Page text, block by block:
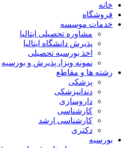
خانه
فروشگاه
خدمات موسسه
مشاوره تحصیلی ایتالیا
پذیرش دانشگاه ایتالیا
اخذ بورسیه تحصیلی
نمونه ویزا، پذیرش و بورسیه
رشته ها و مقاطع
پزشکی
دندانپزشکی
داروسازی
کارشناسی
کارشناسی ارشد
دکتری
بورسیه